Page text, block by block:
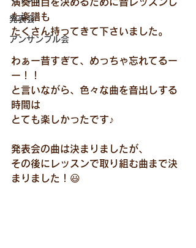
発表会
アンサンブル会
た楽譜も
たくさん持ってきて下さいました。
わぁー昔すぎて、めっちゃ忘れてるー
ー！！
と言いながら、色々な曲を音出しする
時間は
とても楽しかったです♪
発表会の曲は決まりましたが、
その後にレッスンで取り組む曲まで決
まりました！😃